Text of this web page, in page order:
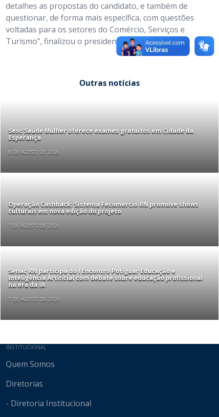
detalhes as propostas do candidato, e também de
questionar, de forma mais específica, com questões
voltadas para os setores do Comércio, Serviços e
Turismo”, finalizou o presidente Marcelo Queiroz.
Outras notícias
Sesc Saúde Mulher oferece exames gratuitos em Cidade da
Esperança
8 DE AGOSTO DE 2026
Operação Cashback: Sistema Fecomércio RN promove shows
culturais em nova edição do projeto
7 DE AGOSTO DE 2026
Senac RN participa do I Encontro Potiguar Educação e
Inteligência Artificial com debate sobre educação profissional
na era da IA
7 DE AGOSTO DE 2026
Mapa do site
INSTITUCIONAL
Quem Somos
Diretorias
- Diretoria Institucional